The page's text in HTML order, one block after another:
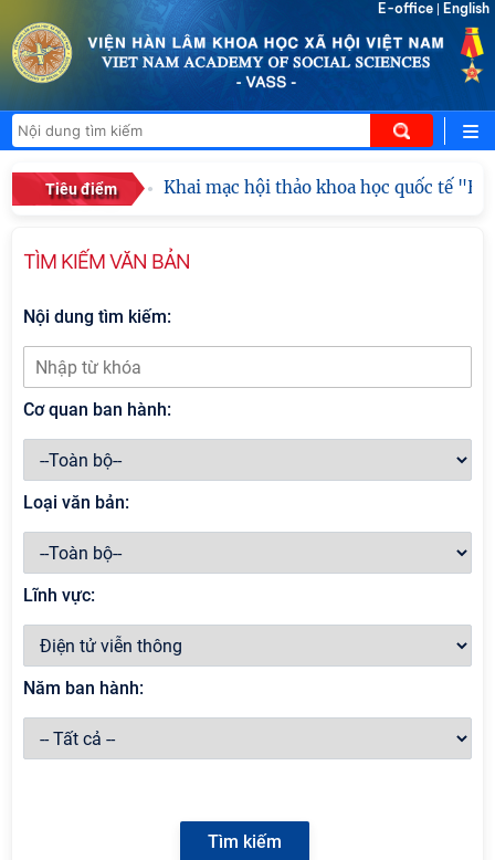
E-office English
Tiêu điểm Khai mạc hội thảo khoa học quốc tế "Hồ
TÌM KIẾM VĂN BẢN
Nội dung tìm kiếm:
Cơ quan ban hành:
Loại văn bản:
Lĩnh vực:
Năm ban hành: